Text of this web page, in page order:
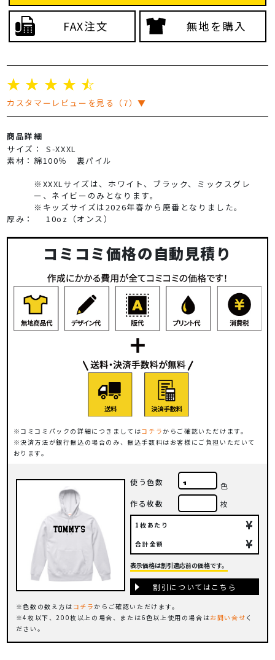
FAX注文 無地を購入
☆ ☆ ☆ ☆ ☆
カスタマーレビューを見る（7）▼
商品詳細
サイズ：
S-XXXL
素材：綿100％ 裏パイル
※XXXLサイズは、ホワイト、ブラック、ミックスグレ
ー、ネイビーのみとなります。
※キッズサイズは2026年春から廃番となりました。
厚み：
10oz（オンス）
コミコミ価格の自動見積り
コミコミパックの詳細につきましてはコチラからご確認いただけます。
決済方法が銀行振込の場合のみ、振込手数料はお客様にご負担いただいて
おります。
使う色数
色
作る枚数
枚
1枚あたり ¥
合計金額 ¥
色数の数え方は コチラからご確認いただけます。
4枚以下、200枚以上の場合、または6色以上使用の場合はお問い合せ く
ださい。
表示価格は割引適応前の価格です。
割引についてはこちら